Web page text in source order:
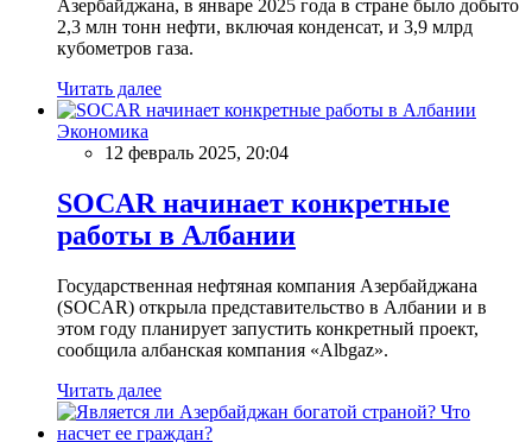
Азербайджана, в январе 2025 года в стране было добыто
2,3 млн тонн нефти, включая конденсат, и 3,9 млрд
кубометров газа.
Читать далее
Экономика
12 февраль 2025, 20:04
SOCAR начинает конкретные
работы в Албании
Государственная нефтяная компания Азербайджана
(SOCAR) открыла представительство в Албании и в
этом году планирует запустить конкретный проект,
сообщила албанская компания «Albgaz».
Читать далее